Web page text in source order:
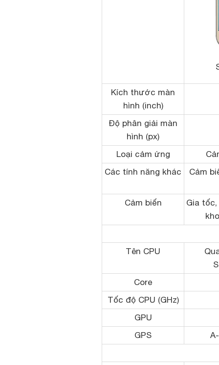
Kích thước màn
hình (inch)
Độ phân giải màn
hình (px)
Loại cảm ứng
Các tính năng khác
Cảm
Cảm biến
Gia
Tên CPU
Core
Tốc độ CPU (GHz)
GPU
GPS